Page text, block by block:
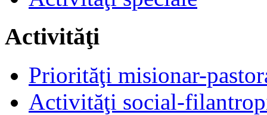
Activităţi
Priorităţi misionar-
Activităţi social-